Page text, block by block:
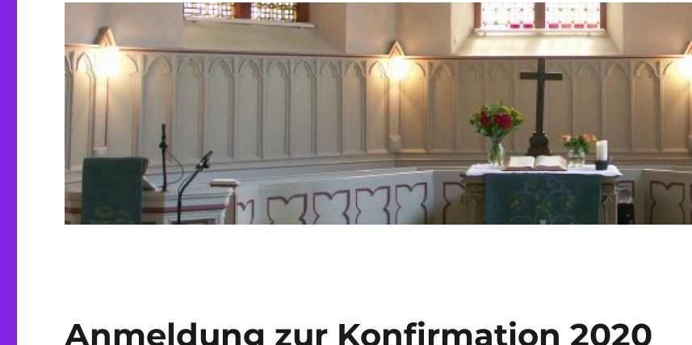
Anmeldung zur Konfirmation 2020